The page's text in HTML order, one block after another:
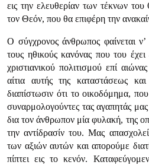
εις την ελευθερίαν των τέκνων
τον Θεόν, που θα επιφέρη την
Ο σύγχρονος άνθρωπος φαίνεται
τους ηθικούς κανόνας που του
χριστιανικού πολιτισμού επί
αίτια αυτής της καταστάσεως
διαπίστωσιν ότι το οικοδόμημα,
συναρμολογούντες τας αγαπητάς
δια τον άνθρωπον μία φυλακή, της
την αντίδρασίν του. Μας
των αξιών αυτών και απορούμε
πίπτει εις το κενόν.